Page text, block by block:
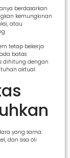
berdasarkan
kemungkinan
atau
tetap bekerja
batas
dihitung dengan
aktual.
yang sama.
dan sisa oli